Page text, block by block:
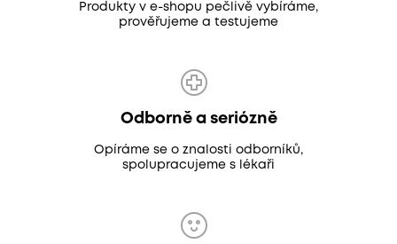
Produkty v e-shopu pečlivě vybíráme,
prověřujeme a testujeme
Odborně a seriózně
Opíráme se o znalosti odborníků,
spolupracujeme s lékaři